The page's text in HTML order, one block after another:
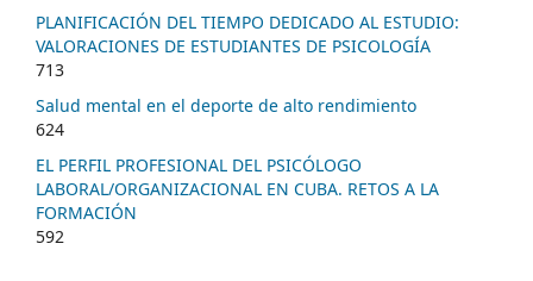
PLANIFICACIÓN DEL TIEMPO DEDICADO AL ESTUDIO:
VALORACIONES DE ESTUDIANTES DE PSICOLOGÍA
713
Salud mental en el deporte de alto rendimiento
624
EL PERFIL PROFESIONAL DEL PSICÓLOGO
LABORAL/ORGANIZACIONAL EN CUBA. RETOS A LA
FORMACIÓN
592